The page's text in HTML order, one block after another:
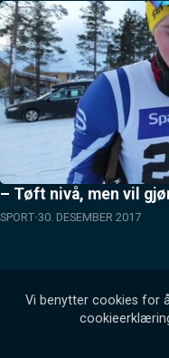
– Tøft nivå, men vil
SPORT 30. DESEMBER 2017
Vi benytter cookies for